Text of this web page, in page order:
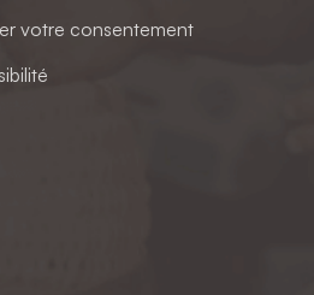
votre consentement